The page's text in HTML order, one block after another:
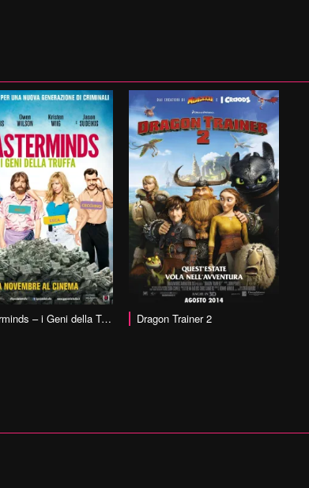
Masterminds – i Geni della Truffa
alla scheda Dragon Trainer 2